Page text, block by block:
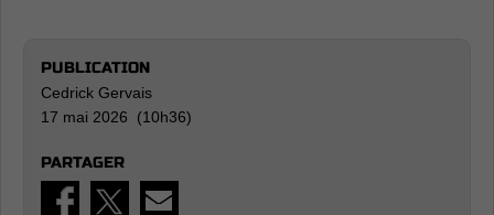
PUBLICATION
Cedrick Gervais
17 mai 2026 (10h36)
PARTAGER